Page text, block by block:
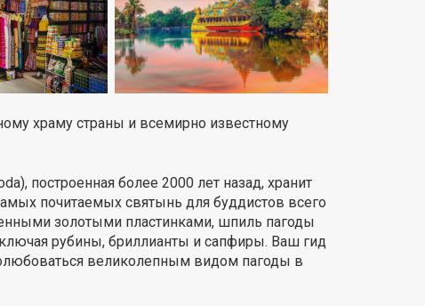
храму страны и всемирно известному
построенная более 2000 лет назад, хранит
почитаемых святынь для буддистов всего
золотыми пластинками, шпиль пагоды
рубины, бриллианты и сапфиры. Ваш гид
великолепным видом пагоды в